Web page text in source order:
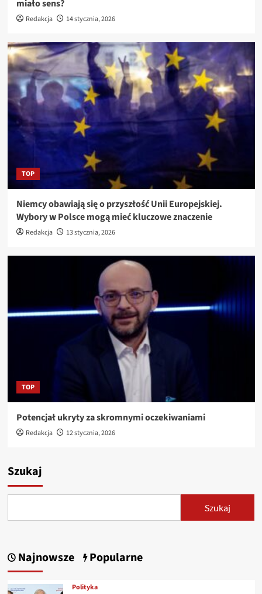
miało sens?
Redakcja 14 stycznia, 2026
TOP
Niemcy obawiają się o przyszłość Unii Europejskiej.
Wybory w Polsce mogą mieć kluczowe znaczenie
Redakcja 13 stycznia, 2026
TOP
Potencjał ukryty za skromnymi oczekiwaniami
Redakcja 12 stycznia, 2026
Szukaj
Szukaj
Najnowsze Popularne
Polityka